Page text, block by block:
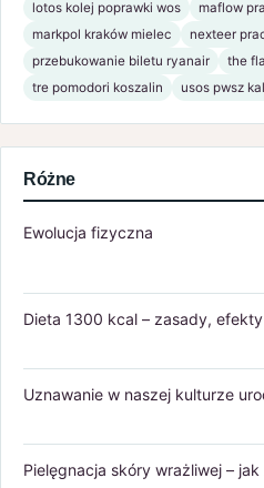
lotos kolej poprawki wos
maflow
markpol kraków mielec
nexteer
przebukowanie biletu ryanair
the
tre pomodori koszalin
usos pwsz
Różne
Ewolucja fizyczna
Dieta 1300 kcal – zasady,
Uznawanie w naszej kulturze
Pielęgnacja skóry wrażliwej –